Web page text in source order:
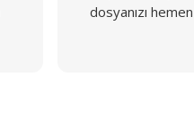
dosyanızı